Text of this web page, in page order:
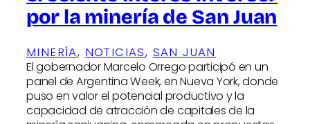
por la minería de San Juan
MINERÍA, NOTICIAS, SAN JUAN
El gobernador Marcelo Orrego participó en un
panel de Argentina Week, en Nueva York, donde
puso en valor el potencial productivo y la
capacidad de atracción de capitales de la